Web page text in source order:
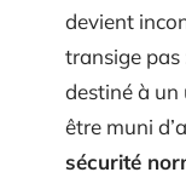
devient
transige pas
destiné à
être muni
sécurité